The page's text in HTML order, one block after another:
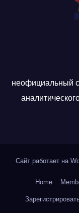
неофициальный
Сайт работает на
Home